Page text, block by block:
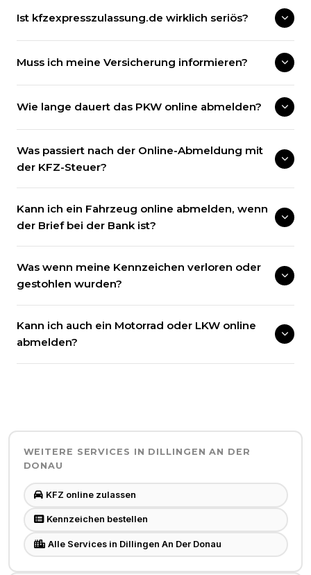
Ist kfzexpresszulassung.de wirklich seriös?
Muss ich meine Versicherung informieren?
Wie lange dauert das PKW online abmelden?
Was passiert nach der Online-Abmeldung mit
der KFZ-Steuer?
Kann ich ein Fahrzeug online abmelden, wenn
der Brief bei der Bank ist?
Was wenn meine Kennzeichen verloren oder
gestohlen wurden?
Kann ich auch ein Motorrad oder LKW online
abmelden?
WEITERE SERVICES IN DILLINGEN AN DER
DONAU
KFZ online zulassen
Kennzeichen bestellen
Alle Services in Dillingen An Der Donau